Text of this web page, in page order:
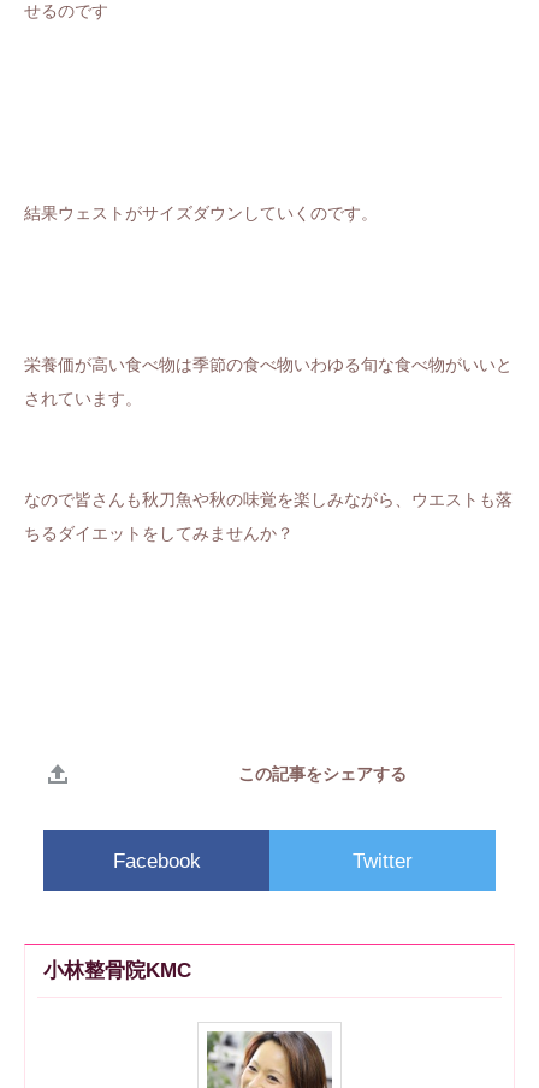
せるのです
結果ウェストがサイズダウンしていくのです。
栄養価が高い食べ物は季節の食べ物いわゆる旬な食べ物がいいと
されています。
なので皆さんも秋刀魚や秋の味覚を楽しみながら、ウエストも落
ちるダイエットをしてみませんか？
この記事をシェアする
Facebook Twitter
小林整骨院KMC